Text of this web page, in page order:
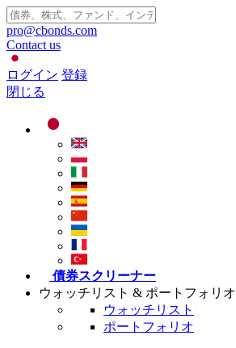
pro@cbonds.com
Contact us
ログイン 登録
閉じる
債券スクリーナー
ウォッチリスト & ポートフォリオ
ウォッチリスト
ポートフォリオ